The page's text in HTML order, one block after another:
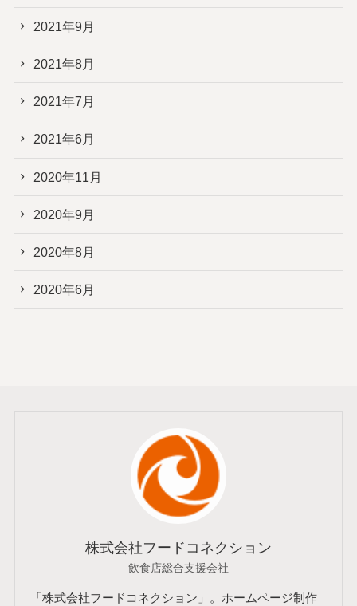
2021年9月
2021年8月
2021年7月
2021年6月
2020年11月
2020年9月
2020年8月
2020年6月
株式会社フードコネクション
飲食店総合支援会社
「株式会社フードコネクション」。ホームページ制作